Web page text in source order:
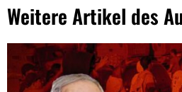
Weitere Artikel des